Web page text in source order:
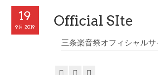
19
9月 2019 Official SIte
三条楽音祭オフィシャルサ